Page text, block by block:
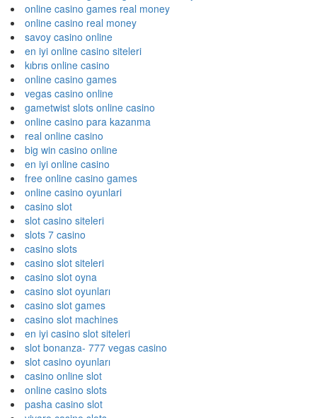
online casino games real money
online casino real money
savoy casino online
en iyi online casino siteleri
kıbrıs online casino
online casino games
vegas casino online
gametwist slots online casino
online casino para kazanma
real online casino
big win casino online
en iyi online casino
free online casino games
online casino oyunlari
casino slot
slot casino siteleri
slots 7 casino
casino slots
casino slot siteleri
casino slot oyna
casino slot oyunları
casino slot games
casino slot machines
en iyi casino slot siteleri
slot bonanza- 777 vegas casino
slot casino oyunları
casino online slot
online casino slots
pasha casino slot